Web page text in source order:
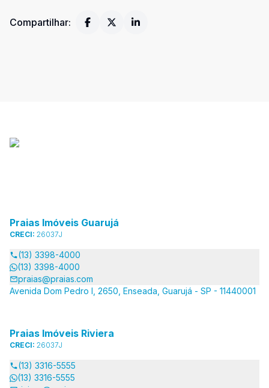
Compartilhar:
Praias Imóveis Guarujá
CRECI: 26037J
(13) 3398-4000
(13) 3398-4000
praias@praias.com
Avenida Dom Pedro I, 2650, Enseada, Guarujá - SP - 11440001
Praias Imóveis Riviera
CRECI: 26037J
(13) 3316-5555
(13) 3316-5555